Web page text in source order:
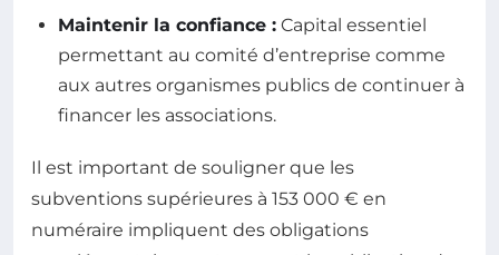
Maintenir la confiance : Capital essentiel
permettant au comité d’entreprise comme
aux autres organismes publics de continuer à
financer les associations.
Il est important de souligner que les
subventions supérieures à 153 000 € en
numéraire impliquent des obligations